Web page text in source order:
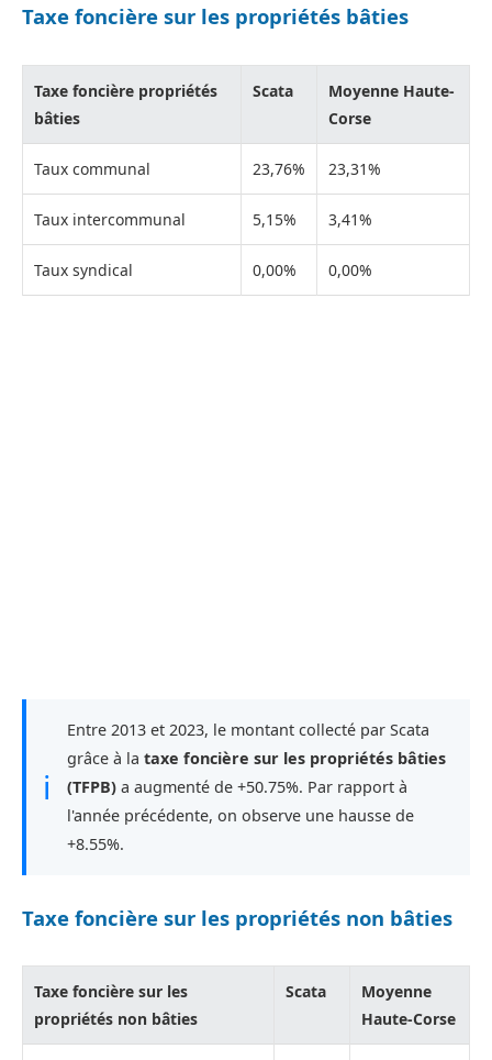
Taxe foncière sur les propriétés bâties
Taxe foncière propriétés
bâties
Scata
Moyenne Haute-
Corse
Taux communal 23,76% 23,31%
Taux intercommunal 5,15% 3,41%
Taux syndical 0,00% 0,00%
ℹ
Entre 2013 et 2023, le montant collecté par Scata
grâce à la taxe foncière sur les propriétés bâties
(TFPB) a augmenté de +50.75%. Par rapport à
l'année précédente, on observe une hausse de
+8.55%.
Taxe foncière sur les propriétés non bâties
Taxe foncière sur les
propriétés non bâties
Scata
Moyenne
Haute-Corse